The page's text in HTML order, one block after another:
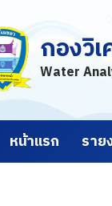
กองวิ
Water
หน้าแรก ราย